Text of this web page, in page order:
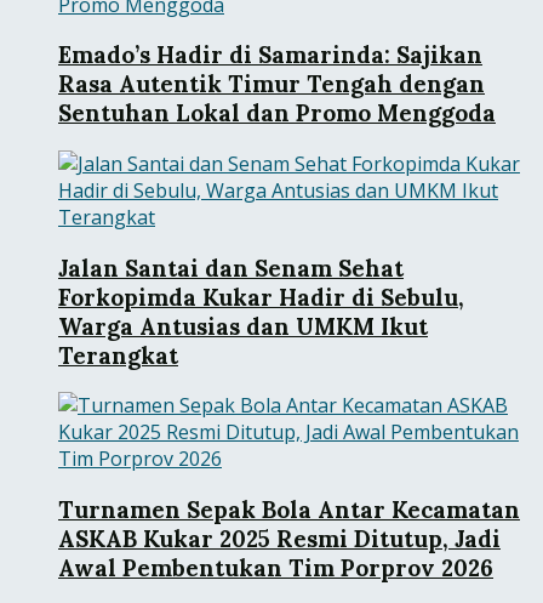
Emado’s Hadir di Samarinda: Sajikan
Rasa Autentik Timur Tengah dengan
Sentuhan Lokal dan Promo Menggoda
Jalan Santai dan Senam Sehat
Forkopimda Kukar Hadir di Sebulu,
Warga Antusias dan UMKM Ikut
Terangkat
Turnamen Sepak Bola Antar Kecamatan
ASKAB Kukar 2025 Resmi Ditutup, Jadi
Awal Pembentukan Tim Porprov 2026